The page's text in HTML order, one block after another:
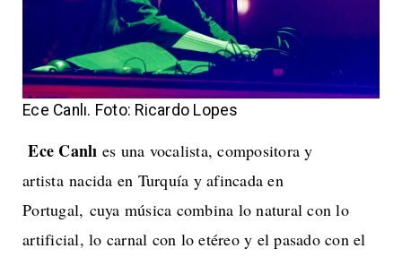
Ece Canlı. Foto: Ricardo Lopes
Ece Canlı es una vocalista, compositora y
artista nacida en Turquía y afincada en
Portugal, cuya música combina lo natural con lo
artificial, lo carnal con lo etéreo y el pasado con el